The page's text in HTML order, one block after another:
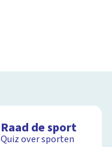
Raad de sport
Quiz over sporten